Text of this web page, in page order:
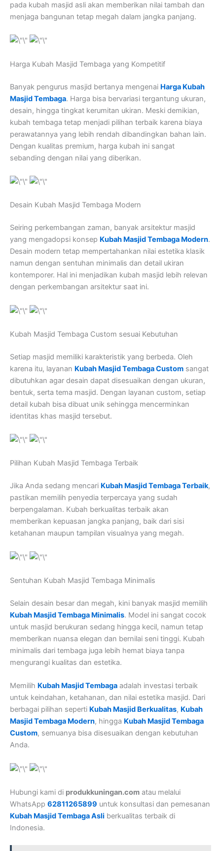
pada kubah masjid asli akan memberikan nilai tambah dan
menjaga bangunan tetap megah dalam jangka panjang.
Harga Kubah Masjid Tembaga yang Kompetitif
Banyak pengurus masjid bertanya mengenai Harga Kubah
Masjid Tembaga. Harga bisa bervariasi tergantung ukuran,
desain, hingga tingkat kerumitan ukiran. Meski demikian,
kubah tembaga tetap menjadi pilihan terbaik karena biaya
perawatannya yang lebih rendah dibandingkan bahan lain.
Dengan kualitas premium, harga kubah ini sangat
sebanding dengan nilai yang diberikan.
Desain Kubah Masjid Tembaga Modern
Seiring perkembangan zaman, banyak arsitektur masjid
yang mengadopsi konsep Kubah Masjid Tembaga Modern.
Desain modern tetap mempertahankan nilai estetika klasik
namun dengan sentuhan minimalis dan detail ukiran
kontemporer. Hal ini menjadikan kubah masjid lebih relevan
dengan perkembangan arsitektur saat ini.
Kubah Masjid Tembaga Custom sesuai Kebutuhan
Setiap masjid memiliki karakteristik yang berbeda. Oleh
karena itu, layanan Kubah Masjid Tembaga Custom sangat
dibutuhkan agar desain dapat disesuaikan dengan ukuran,
bentuk, serta tema masjid. Dengan layanan custom, setiap
detail kubah bisa dibuat unik sehingga mencerminkan
identitas khas masjid tersebut.
Pilihan Kubah Masjid Tembaga Terbaik
Jika Anda sedang mencari Kubah Masjid Tembaga Terbaik,
pastikan memilih penyedia terpercaya yang sudah
berpengalaman. Kubah berkualitas terbaik akan
memberikan kepuasan jangka panjang, baik dari sisi
ketahanan maupun tampilan visualnya yang megah.
Sentuhan Kubah Masjid Tembaga Minimalis
Selain desain besar dan megah, kini banyak masjid memilih
Kubah Masjid Tembaga Minimalis. Model ini sangat cocok
untuk masjid berukuran sedang hingga kecil, namun tetap
memberikan nuansa elegan dan bernilai seni tinggi. Kubah
minimalis dari tembaga juga lebih hemat biaya tanpa
mengurangi kualitas dan estetika.
Memilih Kubah Masjid Tembaga adalah investasi terbaik
untuk keindahan, ketahanan, dan nilai estetika masjid. Dari
berbagai pilihan seperti Kubah Masjid Berkualitas, Kubah
Masjid Tembaga Modern, hingga Kubah Masjid Tembaga
Custom, semuanya bisa disesuaikan dengan kebutuhan
Anda.
Hubungi kami di produkkuningan.com atau melalui
WhatsApp 62811265899 untuk konsultasi dan pemesanan
Kubah Masjid Tembaga Asli berkualitas terbaik di
Indonesia.